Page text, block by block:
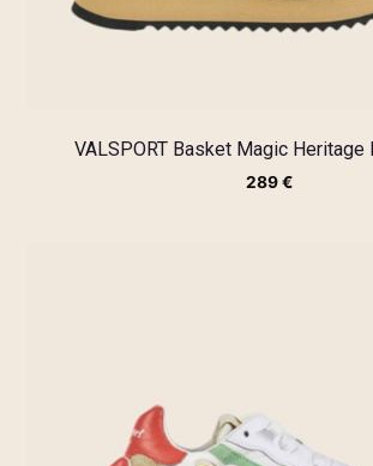
VALSPORT Basket Magic Heritage
289€